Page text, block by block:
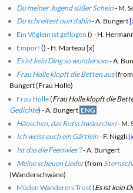
Du meiner Jugend süßer Schein- M.
Du schreitest nun dahin- A. Bungert
Ein Vöglein ist geflogen () - H.
Empor! () - H. Marteau[x]
Es ist kein Ding so wundersam- A.
Frau Holle klopft die Betten aus(from
Bungert (Frau Holle)
Frau Holle(Frau Holle klopft die
Gedichte) - A. Bungert ENG
Hänschen, das Rotschwänzchen- M.
Ich weiss euch ein Gärtlein- F. Niggli
Ist das die Feenwies'?- A. Bungert
Meine scheuen Lieder(from
(Wanderschwäne)
Müden Wanderers Trost(Es ist kein